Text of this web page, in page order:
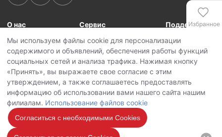
Мы используем файлы cookie для персонализации
содержимого и объявлений, обеспечения работы функций
социальных сетей и анализа трафика. Нажимая кнопку
«Принять», вы выражаете свое согласие с этим
утверждением, а также соглашаетесь предоставлять
информацию об использовании вами нашего сайта нашим
филиалам. Использование файлов cookie
Согласиться с необходимыми Cookies
Избранное
Сравнение
О нас
Связь с Pantum
Новости
Контакты
Сервис
Сервисные центры
Сервисная политика
Поддержка
Для сотрудников
Для партнеров
Личный кабинет
Copyright © 2026 Pantum International Limited. Все права защищены
Политика конфиденциальности
Политика обработки персональных данных
Использование файлов cookie